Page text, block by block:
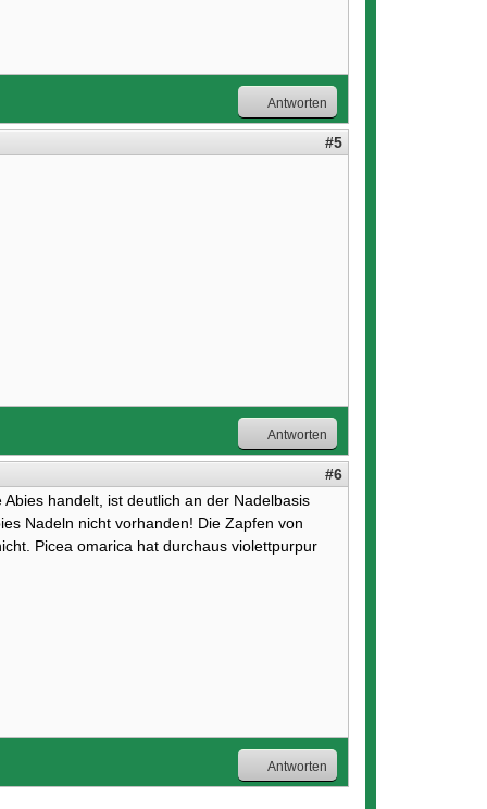
Antworten
#5
Antworten
#6
handelt, ist deutlich an der Nadelbasis
Nadeln nicht vorhanden! Die Zapfen von
Picea omarica hat durchaus violettpurpur
Antworten